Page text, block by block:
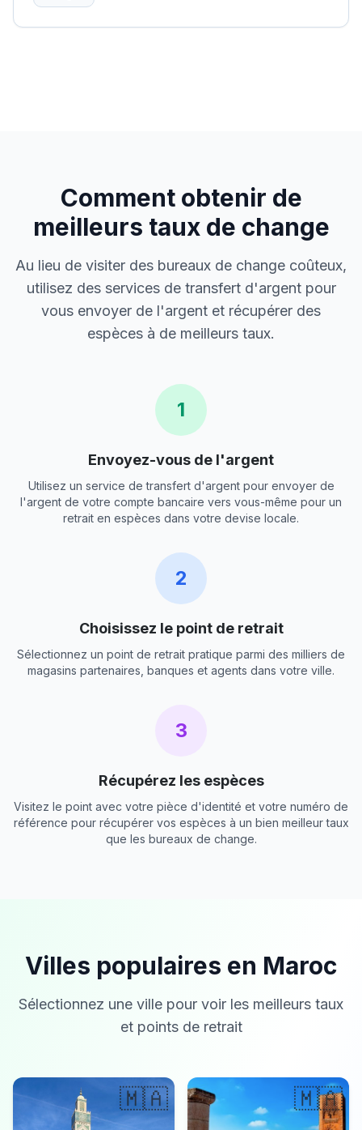
Comment obtenir de
meilleurs taux de change
Au lieu de visiter des bureaux de change coûteux,
utilisez des services de transfert d'argent pour
vous envoyer de l'argent et récupérer des
espèces à de meilleurs taux.
1
Envoyez-vous de l'argent
Utilisez un service de transfert d'argent pour envoyer de
l'argent de votre compte bancaire vers vous-même pour un
retrait en espèces dans votre devise locale.
2
Choisissez le point de retrait
Sélectionnez un point de retrait pratique parmi des milliers de
magasins partenaires, banques et agents dans votre ville.
3
Récupérez les espèces
Visitez le point avec votre pièce d'identité et votre numéro de
référence pour récupérer vos espèces à un bien meilleur taux
que les bureaux de change.
Villes populaires en Maroc
Sélectionnez une ville pour voir les meilleurs taux
et points de retrait
🇲🇦 🇲🇦